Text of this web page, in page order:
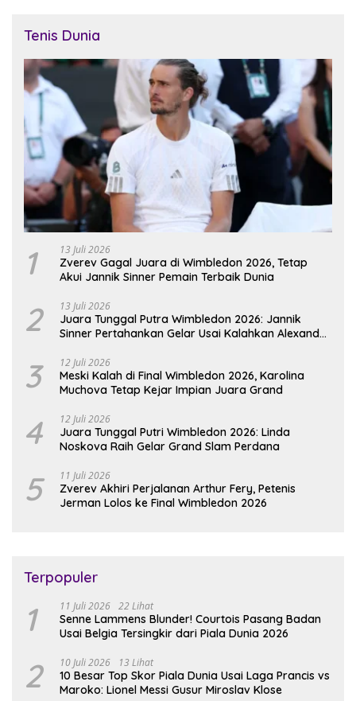
Tenis Dunia
1 13 Juli 2026
Zverev Gagal Juara di Wimbledon 2026, Tetap
Akui Jannik Sinner Pemain Terbaik Dunia
2 13 Juli 2026
Juara Tunggal Putra Wimbledon 2026: Jannik
Sinner Pertahankan Gelar Usai Kalahkan Alexander
3 12 Juli 2026
Meski Kalah di Final Wimbledon 2026, Karolina
Muchova Tetap Kejar Impian Juara Grand
4 12 Juli 2026
Juara Tunggal Putri Wimbledon 2026: Linda
Noskova Raih Gelar Grand Slam Perdana
5 11 Juli 2026
Zverev Akhiri Perjalanan Arthur Fery, Petenis
Jerman Lolos ke Final Wimbledon 2026
Terpopuler
1 11 Juli 2026 22 Lihat
Senne Lammens Blunder! Courtois Pasang Badan
Usai Belgia Tersingkir dari Piala Dunia 2026
2 10 Juli 2026 13 Lihat
10 Besar Top Skor Piala Dunia Usai Laga Prancis vs
Maroko: Lionel Messi Gusur Miroslav Klose